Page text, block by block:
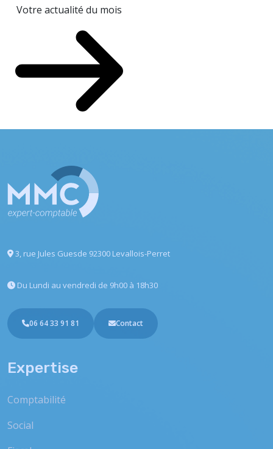
Votre actualité du mois
3, rue Jules Guesde 92300 Levallois-Perret
Du Lundi au vendredi de 9h00 à 18h30
06 64 33 91 81 Contact
Expertise
Comptabilité
Social